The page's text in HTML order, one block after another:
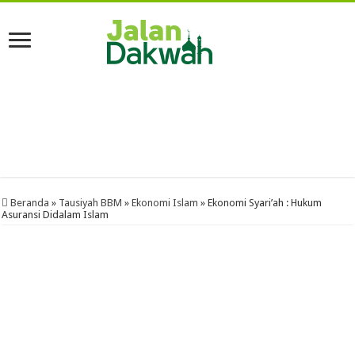
Beranda » Tausiyah BBM » Ekonomi Islam » Ekonomi Syari’ah : Hukum
Asuransi Didalam Islam